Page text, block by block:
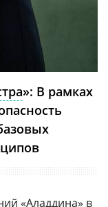
»: В рамках
«Аладдина» в